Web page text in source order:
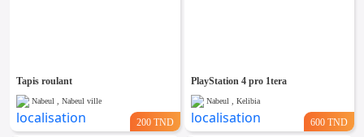
Tapis roulant
Nabeul , Nabeul ville
200 TND
PlayStation 4 pro 1tera
Nabeul , Kelibia
600 TND